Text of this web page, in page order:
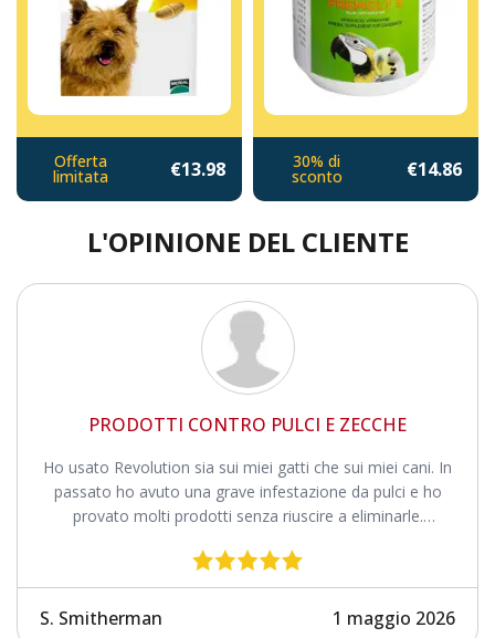
Offerta
limitata €13.98 30% di
sconto €14.86
L'OPINIONE DEL CLIENTE
PRODOTTI CONTRO PULCI E ZECCHE
Ho usato Revolution sia sui miei gatti che sui miei cani. In
passato ho avuto una grave infestazione da pulci e ho
provato molti prodotti senza riuscire a eliminarle.
S. Smitherman 1 maggio 2026